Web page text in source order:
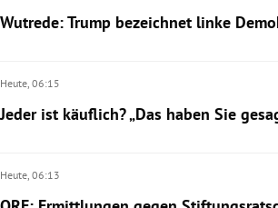
Wutrede: Trump bezeichnet linke
Heute, 06:15
Jeder ist käuflich? „Das haben Sie
Heute, 06:13